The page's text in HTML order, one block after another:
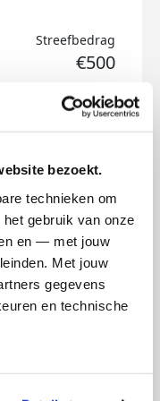
bezoekt.
technieken om
gebruik van onze
en — met jouw
Met jouw
gegevens
en technische
Streefbedrag
€500